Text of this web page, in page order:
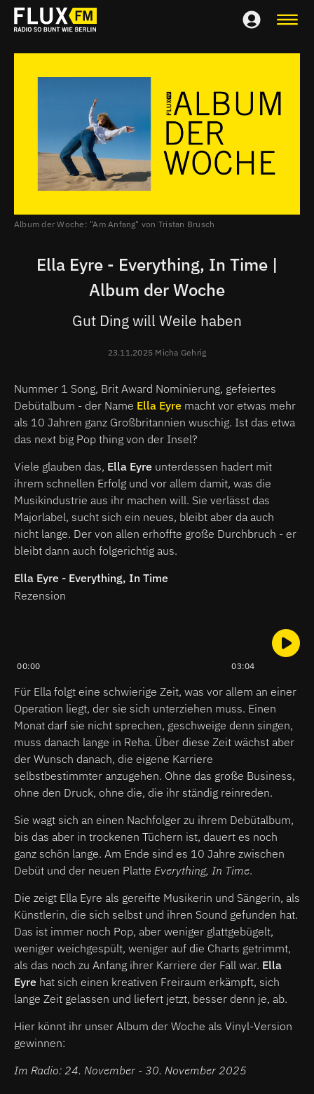
Album der Woche: "Am Anfang" von Tristan Brusch
Ella Eyre - Everything, In Time |
Album der Woche
Gut Ding will Weile haben
23.11.2025 Micha Gehrig
Nummer 1 Song, Brit Award Nominierung, gefeiertes
Debütalbum - der Name Ella Eyre macht vor etwas mehr
als 10 Jahren ganz Großbritannien wuschig. Ist das etwa
das next big Pop thing von der Insel?
Viele glauben das, Ella Eyre unterdessen hadert mit
ihrem schnellen Erfolg und vor allem damit, was die
Musikindustrie aus ihr machen will. Sie verlässt das
Majorlabel, sucht sich ein neues, bleibt aber da auch
nicht lange. Der von allen erhoffte große Durchbruch - er
bleibt dann auch folgerichtig aus.
Ella Eyre - Everything, In Time
Rezension
00:00 03:04
Für Ella folgt eine schwierige Zeit, was vor allem an einer
Operation liegt, der sie sich unterziehen muss. Einen
Monat darf sie nicht sprechen, geschweige denn singen,
muss danach lange in Reha. Über diese Zeit wächst aber
der Wunsch danach, die eigene Karriere
selbstbestimmter anzugehen. Ohne das große Business,
ohne den Druck, ohne die, die ihr ständig reinreden.
Sie wagt sich an einen Nachfolger zu ihrem Debütalbum,
bis das aber in trockenen Tüchern ist, dauert es noch
ganz schön lange. Am Ende sind es 10 Jahre zwischen
Debüt und der neuen Platte Everything, In Time.
Die zeigt Ella Eyre als gereifte Musikerin und Sängerin, als
Künstlerin, die sich selbst und ihren Sound gefunden hat.
Das ist immer noch Pop, aber weniger glattgebügelt,
weniger weichgespült, weniger auf die Charts getrimmt,
als das noch zu Anfang ihrer Karriere der Fall war. Ella
Eyre hat sich einen kreativen Freiraum erkämpft, sich
lange Zeit gelassen und liefert jetzt, besser denn je, ab.
Hier könnt ihr unser Album der Woche als Vinyl-Version
gewinnen:
Im Radio: 24. November - 30. November 2025